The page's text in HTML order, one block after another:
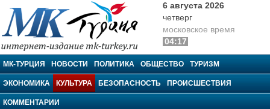
МК-Турция
6 августа 2026
четверг
московское время
04:17
МК-ТУРЦИЯ НОВОСТИ ПОЛИТИКА ОБЩЕСТВО ТУРИЗМ
ЭКОНОМИКА КУЛЬТУРА БЕЗОПАСНОСТЬ ПРОИСШЕСТВИЯ
КОММЕНТАРИИ